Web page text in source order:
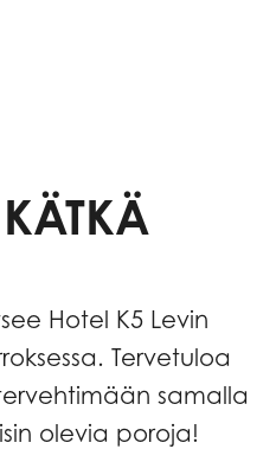
Hotel K5 Levin
Tervetuloa
samalla
olevia poroja!